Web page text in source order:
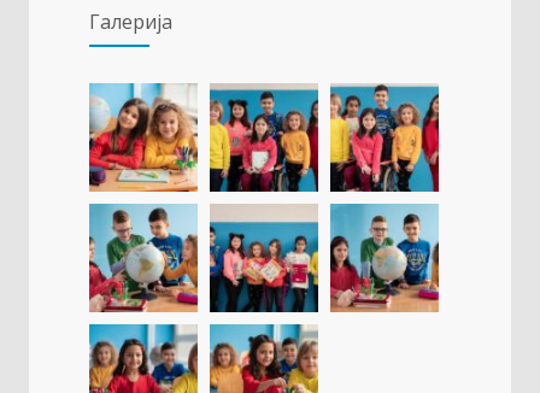
09. ОКТОБАР 2021.
Прва награда на понос Града Добоја 1429
22. МАРТ 2021.
Дан матерњег језика 1307
23. ФЕБРУАР 2021.
Концентрациони логор Јасеновац (1941-
1945)
23. АПРИЛ 2021.
Галерија